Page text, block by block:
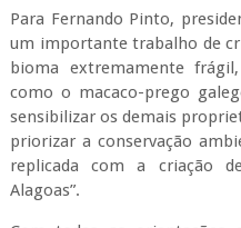
Para Fernando Pinto,
um importante trabalho de
bioma extremamente
como o macaco-prego
sensibilizar os demais
priorizar a conservação
replicada com a criação
Alagoas”.